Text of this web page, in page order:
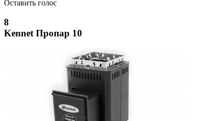
Оставить голос
8
Kennet Пропар 10